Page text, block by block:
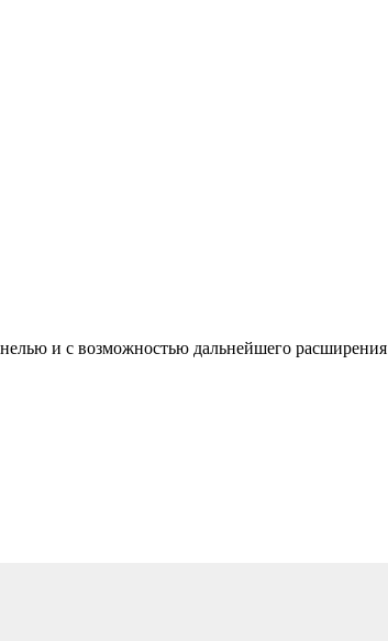
и с возможностью дальнейшего расширения